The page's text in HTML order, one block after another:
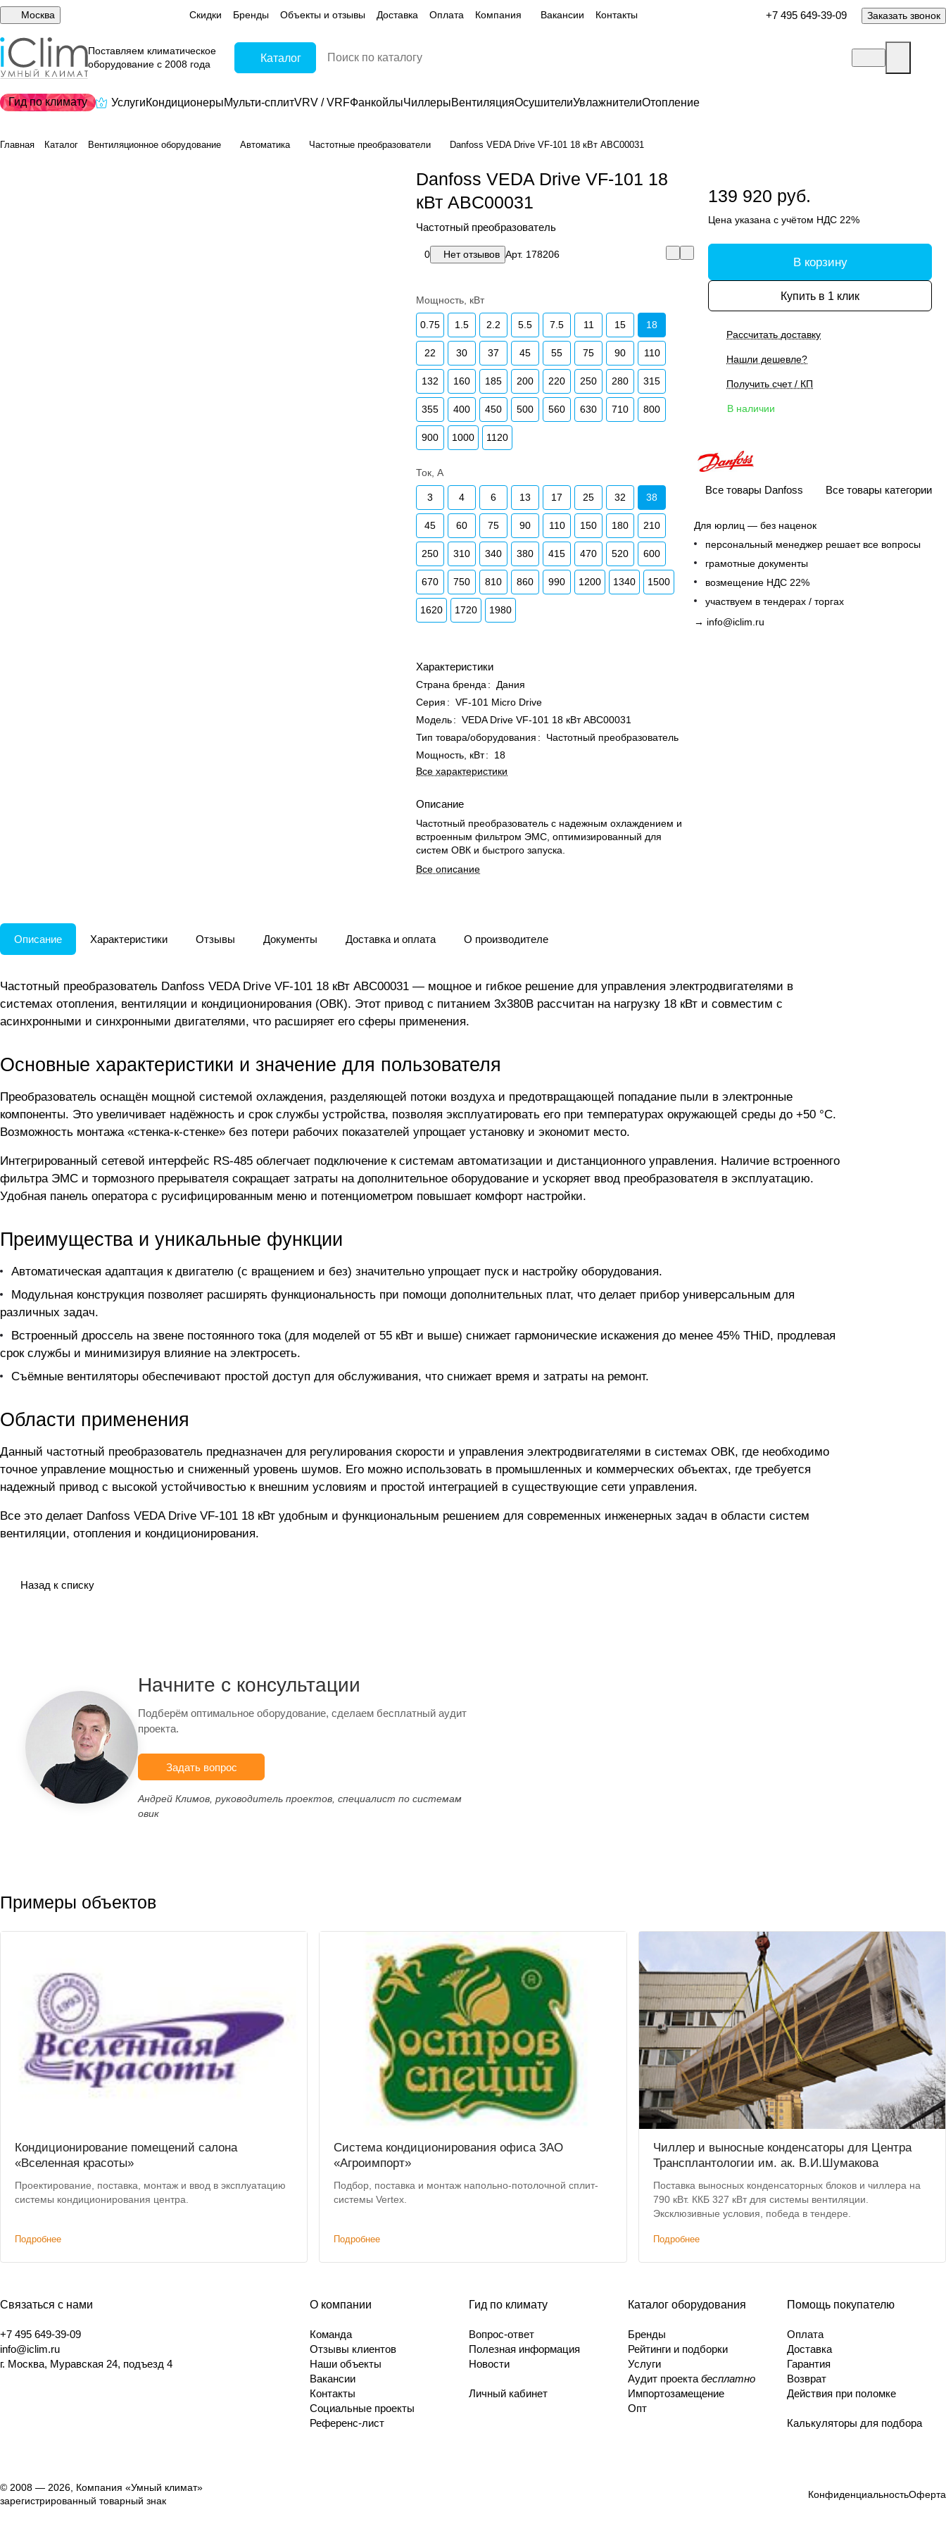
Москва Скидки Бренды Объекты и отзывы Доставка Оплата Компания Вакансии Контакты +7 495 649-39-09 Заказать звонок
Поставляем климатическое
оборудование с 2008 года
Каталог
Гид по климату УслугиКондиционерыМульти-сплитVRV / VRFФанкойлыЧиллерыВентиляцияОсушителиУвлажнителиОтопление
Главная Каталог Вентиляционное оборудование Автоматика Частотные преобразователи Danfoss VEDA Drive VF-101 18 кВт ABС00031
Danfoss VEDA Drive VF-101 18
кВт ABС00031
Частотный преобразователь
0 Нет отзывов Арт. 178206
Мощность, кВт
0.75 1.5 2.2 5.5 7.5 11 15 18
22 30 37 45 55 75 90 110
132 160 185 200 220 250 280 315
355 400 450 500 560 630 710 800
900 1000 1120
Ток, А
3 4 6 13 17 25 32 38
45 60 75 90 110 150 180 210
250 310 340 380 415 470 520 600
670 750 810 860 990 1200 1340 1500
1620 1720 1980
Характеристики
Страна бренда :
Дания
Серия : VF-101 Micro Drive
Модель: VEDA Drive VF-101 18 кВт ABС00031
Тип товара/оборудования :
Частотный преобразователь
Мощность, кВт:
18
Все характеристики
Описание
Частотный преобразователь с надежным охлаждением и
встроенным фильтром ЭМС, оптимизированный для
систем ОВК и быстрого запуска.
Все описание
139 920 руб.
Цена указана с учётом НДС 22%
В корзину
Купить в 1 клик
Рассчитать доставку
Нашли дешевле?
Получить счет / КП
В наличии
Все товары Danfoss Все товары категории
Для юрлиц — без наценок
персональный менеджер решает все вопросы
грамотные документы
возмещение НДС 22%
участвуем в тендерах / торгах
→ info@iclim.ru
Описание Характеристики Отзывы Документы Доставка и оплата О производителе
Частотный преобразователь Danfoss VEDA Drive VF-101 18 кВт ABC00031 — мощное и гибкое решение для управления электродвигателями в
системах отопления, вентиляции и кондиционирования (ОВК). Этот привод с питанием 3х380В рассчитан на нагрузку 18 кВт и совместим с
асинхронными и синхронными двигателями, что расширяет его сферы применения.
Основные характеристики и значение для пользователя
Преобразователь оснащён мощной системой охлаждения, разделяющей потоки воздуха и предотвращающей попадание пыли в электронные
компоненты. Это увеличивает надёжность и срок службы устройства, позволяя эксплуатировать его при температурах окружающей среды до +50 °C.
Возможность монтажа «стенка-к-стенке» без потери рабочих показателей упрощает установку и экономит место.
Интегрированный сетевой интерфейс RS-485 облегчает подключение к системам автоматизации и дистанционного управления. Наличие встроенного
фильтра ЭМС и тормозного прерывателя сокращает затраты на дополнительное оборудование и ускоряет ввод преобразователя в эксплуатацию.
Удобная панель оператора с русифицированным меню и потенциометром повышает комфорт настройки.
Преимущества и уникальные функции
Автоматическая адаптация к двигателю (с вращением и без) значительно упрощает пуск и настройку оборудования.
Модульная конструкция позволяет расширять функциональность при помощи дополнительных плат, что делает прибор универсальным для
различных задач.
Встроенный дроссель на звене постоянного тока (для моделей от 55 кВт и выше) снижает гармонические искажения до менее 45% THiD, продлевая
срок службы и минимизируя влияние на электросеть.
Съёмные вентиляторы обеспечивают простой доступ для обслуживания, что снижает время и затраты на ремонт.
Области применения
Данный частотный преобразователь предназначен для регулирования скорости и управления электродвигателями в системах ОВК, где необходимо
точное управление мощностью и сниженный уровень шумов. Его можно использовать в промышленных и коммерческих объектах, где требуется
надежный привод с высокой устойчивостью к внешним условиям и простой интеграцией в существующие сети управления.
Все это делает Danfoss VEDA Drive VF-101 18 кВт удобным и функциональным решением для современных инженерных задач в области систем
вентиляции, отопления и кондиционирования.
Назад к списку
Начните с консультации
Подберём оптимальное оборудование, сделаем бесплатный аудит
проекта.
Задать вопрос
Андрей Климов, руководитель проектов, специалист по системам
овик
Примеры объектов
Кондиционирование помещений салона
«Вселенная красоты»
Проектирование, поставка, монтаж и ввод в эксплуатацию
системы кондиционирования центра.
Подробнее
Система кондиционирования офиса ЗАО
«Агроимпорт»
Подбор, поставка и монтаж напольно-потолочной сплит-
системы Vertex.
Подробнее
Чиллер и выносные конденсаторы для Центра
Трансплантологии им. ак. В.И.Шумакова
Поставка выносных конденсаторных блоков и чиллера на
790 кВт. ККБ 327 кВт для системы вентиляции.
Эксклюзивные условия, победа в тендере.
Подробнее
Связаться с нами
+7 495 649-39-09
info@iclim.ru
г. Москва, Муравская 24, подъезд 4
О компании
Команда
Отзывы клиентов
Наши объекты
Вакансии
Контакты
Социальные проекты
Референс-лист
Гид по климату
Вопрос-ответ
Полезная информация
Новости
Личный кабинет
Каталог оборудования
Бренды
Рейтинги и подборки
Услуги
Аудит проекта бесплатно
Импортозамещение
Опт
Помощь покупателю
Оплата
Доставка
Гарантия
Возврат
Действия при поломке
Калькуляторы для подбора
© 2008 — 2026, Компания «Умный климат»
зарегистрированный товарный знак
КонфиденциальностьОферта